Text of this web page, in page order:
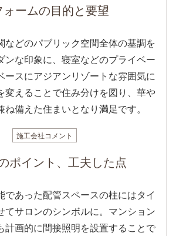
ォームの目的と要望
などのパブリック空間全体の基調を
ンな印象に、寝室などのプライベー
ースにアジアンリゾートな雰囲気に
変えることで住み分けを図り、華や
備えた住まいとなり満足です。
施工会社コメント
ポイント、工夫した点
であった配管スペースの柱にはタイ
てサロンのシンボルに。マンション
計画的に間接照明を設置することで